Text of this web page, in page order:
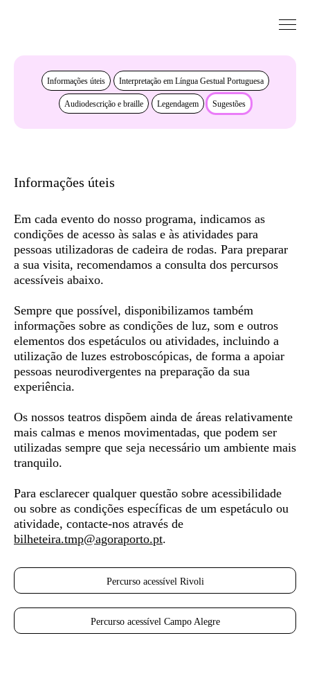
Informações úteis Interpretação em Língua Gestual Portuguesa
Audiodescrição e braille Legendagem Sugestões
Informações úteis
Em cada evento do nosso programa, indicamos as
condições de acesso às salas e às atividades para
pessoas utilizadoras de cadeira de rodas. Para preparar
a sua visita, recomendamos a consulta dos percursos
acessíveis abaixo.
Sempre que possível, disponibilizamos também
informações sobre as condições de luz, som e outros
elementos dos espetáculos ou atividades, incluindo a
utilização de luzes estroboscópicas, de forma a apoiar
pessoas neurodivergentes na preparação da sua
experiência.
Os nossos teatros dispõem ainda de áreas relativamente
mais calmas e menos movimentadas, que podem ser
utilizadas sempre que seja necessário um ambiente mais
tranquilo.
Para esclarecer qualquer questão sobre acessibilidade
ou sobre as condições específicas de um espetáculo ou
atividade, contacte-nos através de
bilheteira.tmp@agoraporto.pt.
Percurso acessível Rivoli
Percurso acessível Campo Alegre